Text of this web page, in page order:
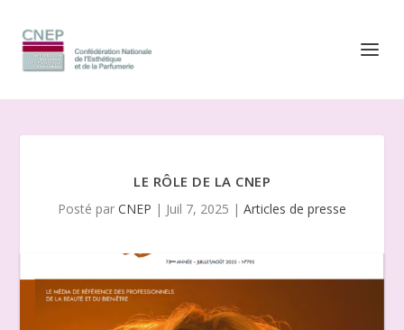
LE RÔLE DE LA CNEP
Posté par CNEP | Juil 7, 2025 | Articles de presse